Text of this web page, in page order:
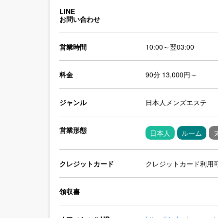
LINE
お問い合わせ
営業時間 10:00～翌03:00
料金 90分 13,000円～
ジャンル 日本人メンズエステ
営業形態 日本人 ルーム
クレジットカード クレジットカード利用
領収書